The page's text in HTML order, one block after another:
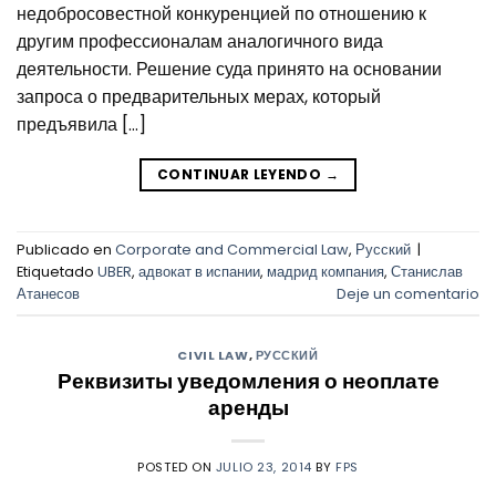
недобросовестной конкуренцией по отношению к
другим профессионалам аналогичного вида
деятельности. Решение суда принято на основании
запроса о предварительных мерах, который
предъявила […]
CONTINUAR LEYENDO →
Publicado en Corporate and Commercial Law, Русский |
Etiquetado UBER, адвокат в испании, мадрид компания, Станислав
Атанесов
Deje un comentario
CIVIL LAW,РУССКИЙ
Реквизиты уведомления о неоплате
аренды
POSTED ON JULIO 23, 2014 BY FPS